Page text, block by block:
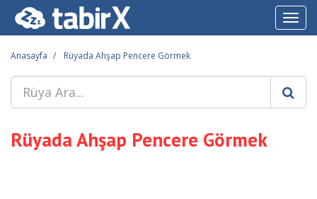
Anasayfa Rüyada Ahşap Pencere Görmek
Rüyada Ahşap Pencere Görmek